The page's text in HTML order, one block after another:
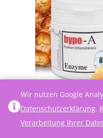
Artikel zieht: die
widmete ich den
Wir nutzen Google
Datenschutzerklärung.
Verarbeitung Ihrer